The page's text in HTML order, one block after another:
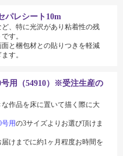
レシート10m
、特に光沢があり粘着性の残
す。
と梱包材との貼りつきを軽減
す。
用（54910）※受注生産の
作品を床に置いて描く際に大
号用の3サイズよりお選び頂けま
けまでに約1ヶ月程度お時間を